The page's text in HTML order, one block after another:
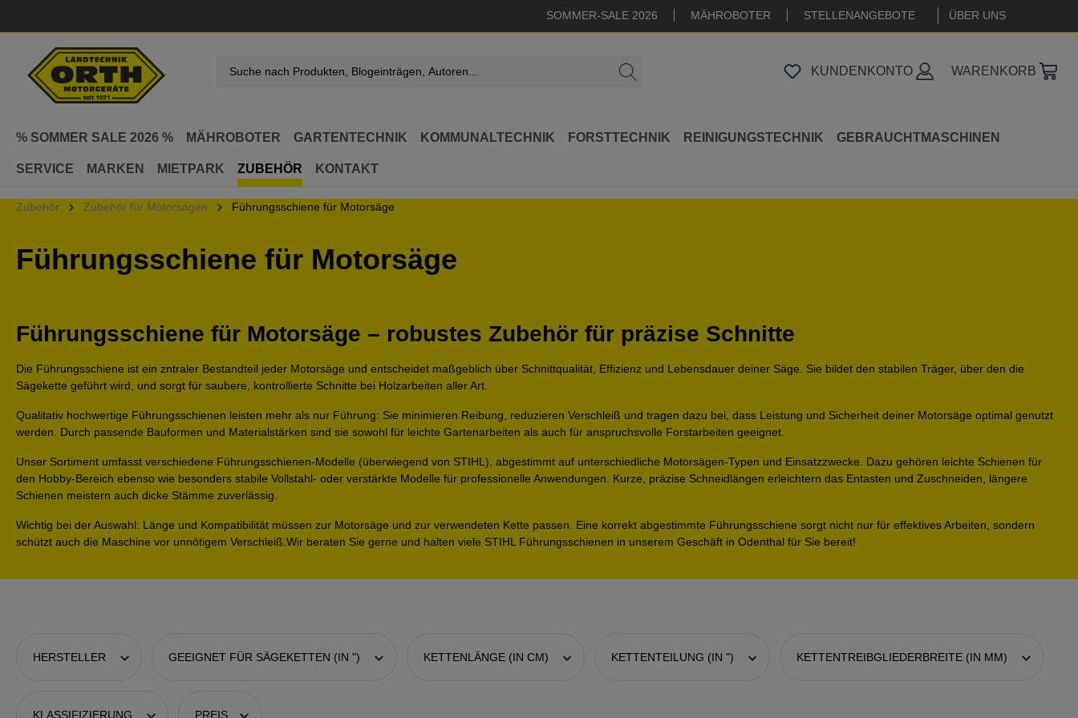
SOMMER-SALE 2026 MÄHROBOTER STELLENANGEBOTE ÜBER UNS
KUNDENKONTO WARENKORB
% SOMMER SALE 2026 % MÄHROBOTER GARTENTECHNIK KOMMUNALTECHNIK FORSTTECHNIK REINIGUNGSTECHNIK GEBRAUCHTMASCHINEN
SERVICE MARKEN MIETPARK ZUBEHÖR KONTAKT
Zubehör Zubehör für Motorsägen Führungsschiene für Motorsäge
Führungsschiene für Motorsäge
Führungsschiene für Motorsäge – robustes Zubehör für präzise Schnitte
Die Führungsschiene ist ein zntraler Bestandteil jeder Motorsäge und entscheidet maßgeblich über Schnittqualität, Effizienz und Lebensdauer deiner Säge. Sie bildet den stabilen Träger, über den die
Sägekette geführt wird, und sorgt für saubere, kontrollierte Schnitte bei Holzarbeiten aller Art.
Qualitativ hochwertige Führungsschienen leisten mehr als nur Führung: Sie minimieren Reibung, reduzieren Verschleiß und tragen dazu bei, dass Leistung und Sicherheit deiner Motorsäge optimal genutzt
werden. Durch passende Bauformen und Materialstärken sind sie sowohl für leichte Gartenarbeiten als auch für anspruchsvolle Forstarbeiten geeignet.
Unser Sortiment umfasst verschiedene Führungsschienen-Modelle (überwiegend von STIHL) , abgestimmt auf unterschiedliche Motorsägen-Typen und Einsatzzwecke. Dazu gehören leichte Schienen für
den Hobby-Bereich ebenso wie besonders stabile Vollstahl- oder verstärkte Modelle für professionelle Anwendungen. Kurze, präzise Schneidlängen erleichtern das Entasten und Zuschneiden, längere
Schienen meistern auch dicke Stämme zuverlässig.
Wichtig bei der Auswahl: Länge und Kompatibilität müssen zur Motorsäge und zur verwendeten Kette passen. Eine korrekt abgestimmte Führungsschiene sorgt nicht nur für effektives Arbeiten, sondern
schützt auch die Maschine vor unnötigem Verschleiß.Wir beraten Sie gerne und halten viele STIHL Führungsschienen in unserem Geschäft in Odenthal für Sie bereit!
HERSTELLER GEEIGNET FÜR SÄGEKETTEN (IN ") KETTENLÄNGE (IN CM) KETTENTEILUNG (IN ") KETTENTREIBGLIEDERBREITE (IN MM)
KLASSIFIZIERUNG PREIS